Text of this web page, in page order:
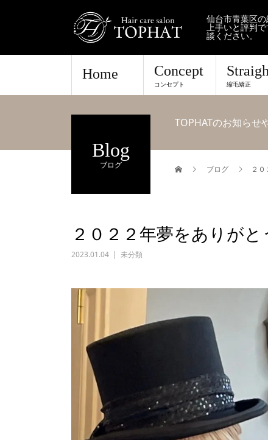
仙台市青葉区
上手いと評判
談ください。
Home Concept
コンセプト 縮毛矯正
Blog
ブログ
TOPHATのお知らせ
ブログ ２
２０２２年夢をありがと
2023.01.04 未分類